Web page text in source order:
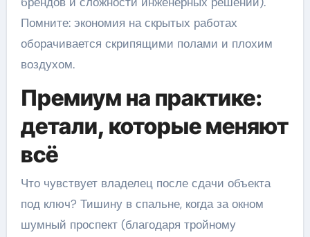
Помните: экономия на скрытых работах
оборачивается скрипящими полами и плохим
воздухом.
Премиум на практике:
детали, которые меняют
всё
Что чувствует владелец после сдачи объекта
под ключ? Тишину в спальне, когда за окном
шумный проспект (благодаря тройному